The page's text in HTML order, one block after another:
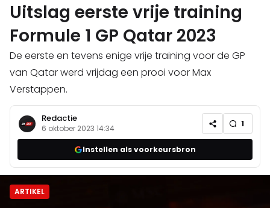
Uitslag eerste vrije training
Formule 1 GP Qatar 2023
De eerste en tevens enige vrije training voor de GP
van Qatar werd vrijdag een prooi voor Max
Verstappen.
Redactie
6 oktober 2023 14:34 1
Instellen als voorkeursbron
ARTIKEL